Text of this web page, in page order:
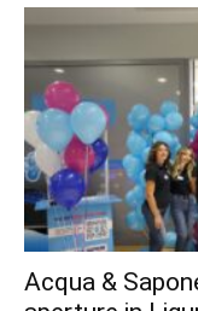
Acqua &